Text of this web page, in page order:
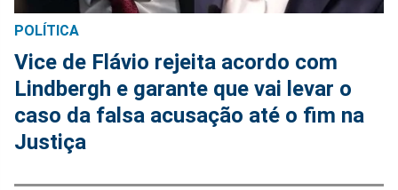
POLÍTICA
Vice de Flávio rejeita acordo com
Lindbergh e garante que vai levar o
caso da falsa acusação até o fim na
Justiça